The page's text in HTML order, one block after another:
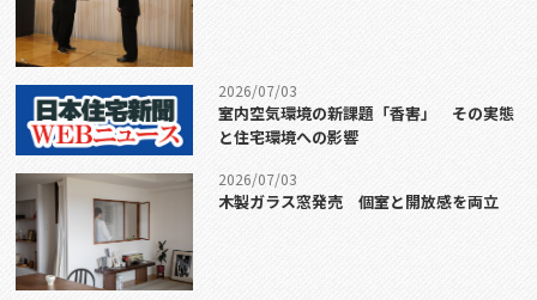
2026/07/03
室内空気環境の新課題「香害」 その実態
と住宅環境への影響
2026/07/03
木製ガラス窓発売 個室と開放感を両立